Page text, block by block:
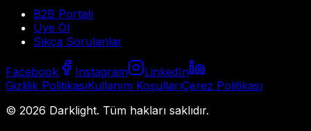
B2B Portalı
Üye Ol
Sıkça Sorulanlar
Facebook Instagram
LinkedIn
Gizlilik PolitikasıKullanım KoşullarıÇerez Politikası
© 2026 Darklight. Tüm hakları saklıdır.